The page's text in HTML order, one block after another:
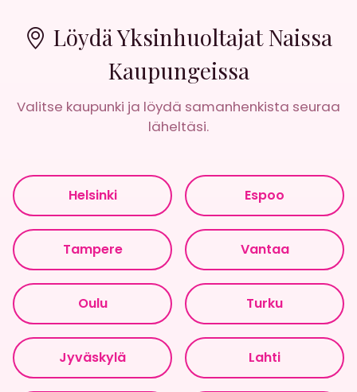
Löydä Yksinhuoltajat Naissa
Kaupungeissa
Valitse kaupunki ja löydä samanhenkista seuraa
läheltäsi.
Helsinki Espoo
Tampere Vantaa
Oulu Turku
Jyväskylä Lahti